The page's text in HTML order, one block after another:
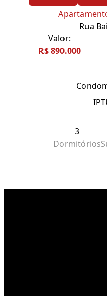
Rua
Valor:
R$ 890.000
3
Dormitórios